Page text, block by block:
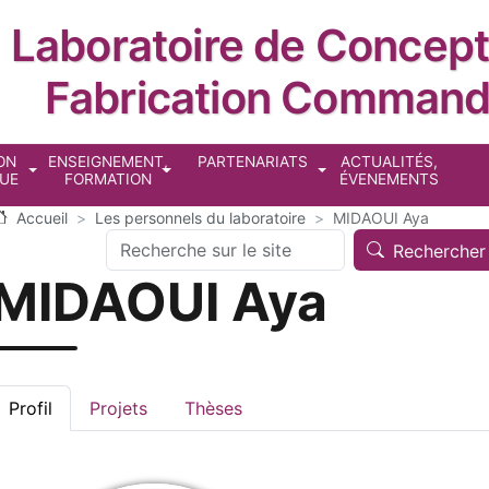
Laboratoire de
Fabrication
ENSEIGNEMENT,
FORMATION
PARTENARIATS
ACTUALITÉS,
ÉVENEMENTS
Accueil Les personnels du laboratoire MIDAOUI Aya
Search Rechercher
Aya
Profil Projets Thèses